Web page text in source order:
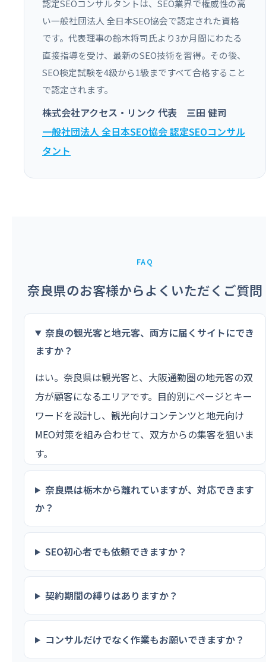
認定SEOコンサルタントは、SEO業界で権威性の高
い一般社団法人 全日本SEO協会で認定された資格
です。代表理事の鈴木将司氏より3か月間にわたる
直接指導を受け、最新のSEO技術を習得。その後、
SEO検定試験を4級から1級まですべて合格すること
で認定されます。
株式会社アクセス・リンク 代表 三田 健司
一般社団法人 全日本SEO協会 認定SEOコンサル
タント
FAQ
奈良県のお客様からよくいただくご質問
奈良の観光客と地元客、両方に届くサイトにでき
ますか？
はい。奈良県は観光客と、大阪通勤圏の地元客の双
方が顧客になるエリアです。目的別にページとキー
ワードを設計し、観光向けコンテンツと地元向け
MEO対策を組み合わせて、双方からの集客を狙いま
す。
奈良県は栃木から離れていますが、対応できます
か？
SEO初心者でも依頼できますか？
契約期間の縛りはありますか？
コンサルだけでなく作業もお願いできますか？